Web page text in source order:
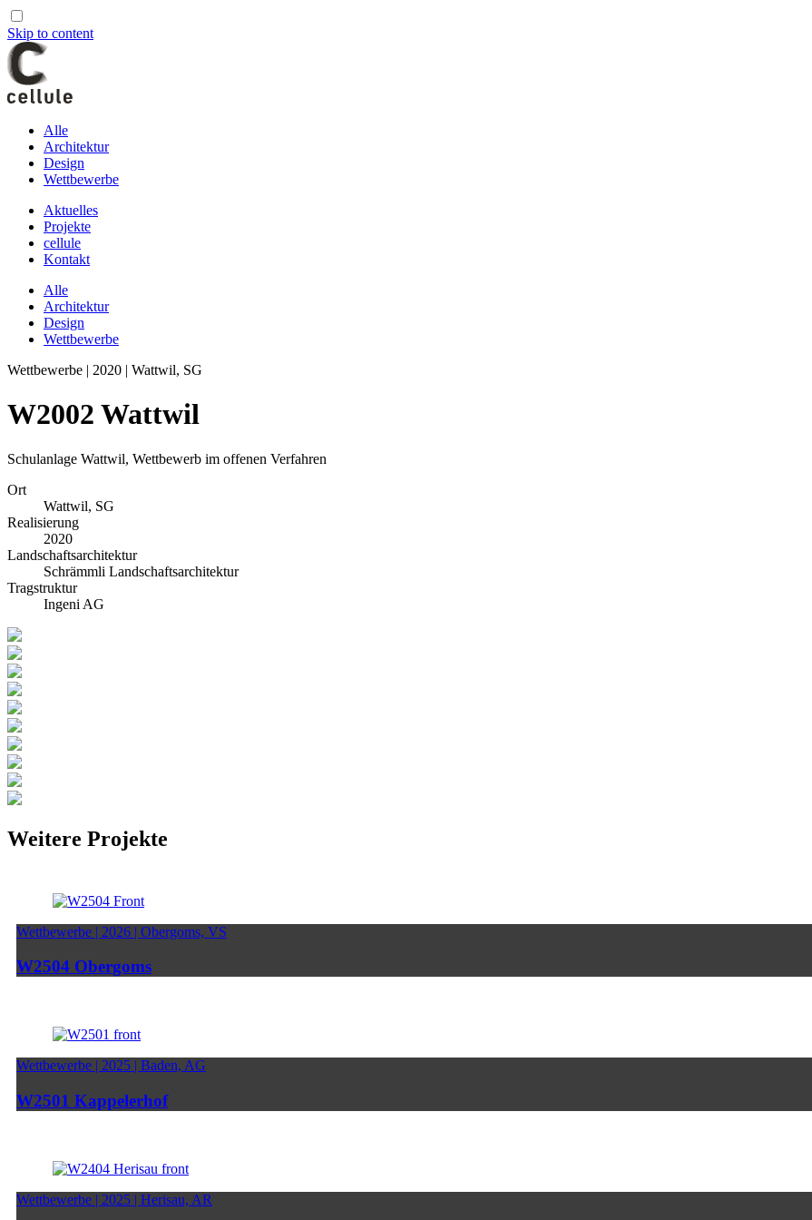
Skip to content
Alle
Architektur
Design
Wettbewerbe
Aktuelles
Projekte
cellule
Kontakt
Alle
Architektur
Design
Wettbewerbe
Wettbewerbe | 2020 | Wattwil, SG
W2002 Wattwil
Schulanlage Wattwil, Wettbewerb im offenen Verfahren
Ort
Wattwil, SG
Realisierung
2020
Landschaftsarchitektur
Schrämmli Landschaftsarchitektur
Tragstruktur
Ingeni AG
Weitere Projekte
Wettbewerbe | 2026 | Obergoms, VS
W2504 Obergoms
Wettbewerbe | 2025 | Baden, AG
W2501 Kappelerhof
Wettbewerbe | 2025 | Herisau, AR